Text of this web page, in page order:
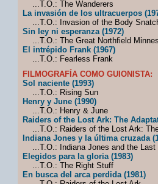
...T.O.: The Wanderers
La invasión de los ultracuerpos
...T.O.: Invasion of the Body
Sin ley ni esperanza (1972)
...T.O.: The Great Northfield
El intrépido Frank (1967)
...T.O.: Fearless Frank
FILMOGRAFÍA COMO GUIONISTA:
Sol naciente (1993)
...T.O.: Rising Sun
Henry y June (1990)
...T.O.: Henry & June
Raiders of the Lost Ark: The
...T.O.: Raiders of the Lost Ark:
Indiana Jones y la última cruzada
...T.O.: Indiana Jones and the Last
Elegidos para la gloria (1983)
...T.O.: The Right Stuff
En busca del arca perdida (1981)